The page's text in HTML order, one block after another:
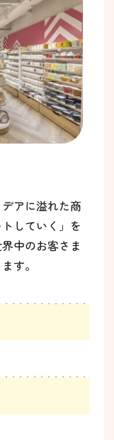
アに溢れた商
していく」を
中のお客さま
す。